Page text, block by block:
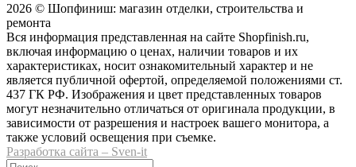
2026 © Шопфиниш: магазин отделки, строительства и
ремонта
Вся информация представленная на сайте Shopfinish.ru,
включая информацию о ценах, наличии товаров и их
характеристиках, носит ознакомительный характер и не
является публичной офертой, определяемой положениями ст.
437 ГК РФ. Изображения и цвет представленных товаров
могут незначительно отличаться от оригинала продукции, в
зависимости от разрешения и настроек вашего монитора, а
также условий освещения при съемке.
Разработка сайта – Sven-it